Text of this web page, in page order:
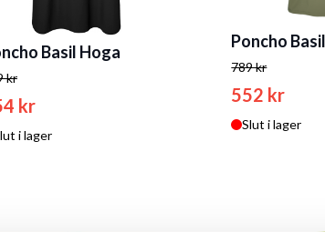
Basil Hoga
kr
kr
i lager
Poncho
789 kr
552 kr
Slut i lager